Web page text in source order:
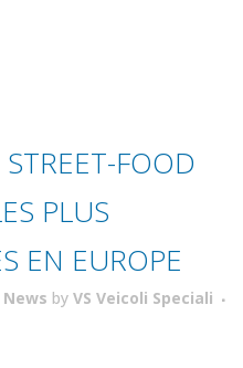
STREET-FOOD
PLUS
EN EUROPE
News by VS Veicoli Speciali
comando